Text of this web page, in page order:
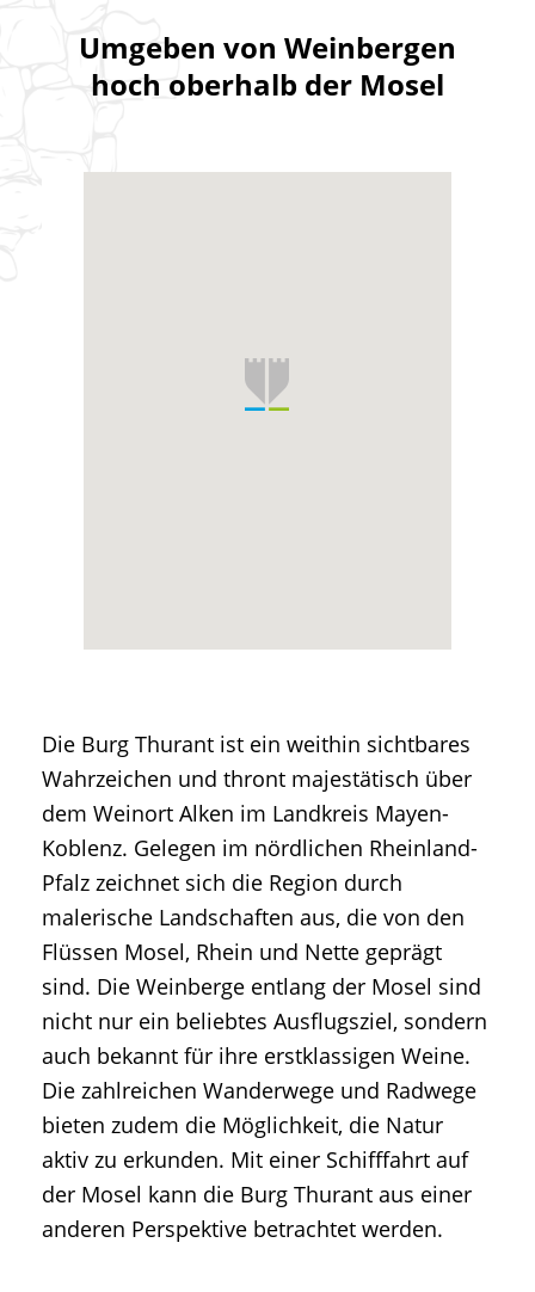
Umgeben von Weinbergen
hoch oberhalb der Mosel
Die Burg Thurant ist ein weithin sichtbares
Wahrzeichen und thront majestätisch über
dem Weinort Alken im Landkreis Mayen-
Koblenz. Gelegen im nördlichen Rheinland-
Pfalz zeichnet sich die Region durch
malerische Landschaften aus, die von den
Flüssen Mosel, Rhein und Nette geprägt
sind. Die Weinberge entlang der Mosel sind
nicht nur ein beliebtes Ausflugsziel, sondern
auch bekannt für ihre erstklassigen Weine.
Die zahlreichen Wanderwege und Radwege
bieten zudem die Möglichkeit, die Natur
aktiv zu erkunden. Mit einer Schifffahrt auf
der Mosel kann die Burg Thurant aus einer
anderen Perspektive betrachtet werden.